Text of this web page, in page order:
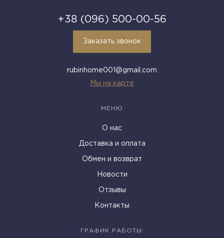
+38 (096) 500-00-56
Заказать звонок
rubinhome001@gmail.com
Мы на карте
МЕНЮ
О нас
Доставка и оплата
Обмен и возврат
Новости
Отзывы
Контакты
ГРАФИК РАБОТЫ: